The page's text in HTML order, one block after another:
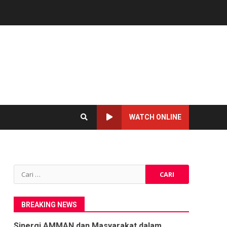
WATCH ONLINE
Cari
untuk:
BREAKING NEWS